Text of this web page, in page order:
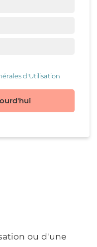
d'Utilisation
ou d'une